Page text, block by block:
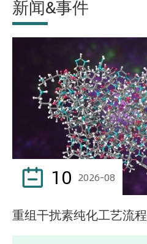
新闻&事件
 10 2026-08
重组干扰素纯化工艺流程